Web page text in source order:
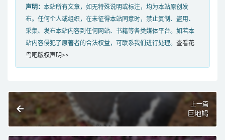
声明： 本站所有文章，如无特殊说明或标注，均为本站原创发
布。任何个人或组织，在未征得本站同意时，禁止复制、盗用、
采集、发布本站内容到任何网站、书籍等各类媒体平台。如若本
站内容侵犯了原著者的合法权益，可联系我们进行处理。 查看花
鸟吧版权声明>>
上一篇
巨地鸠